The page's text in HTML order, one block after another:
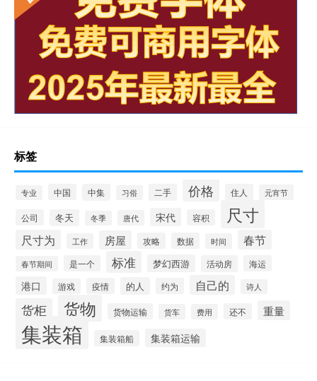
标签
专业 中国 中集 习俗 二手 价格 住人 元宵节
公司 冬天 冬季 唐代 宋代 容积 尺寸
尺寸为 工作 房屋 攻略 数据 时间 春节
春节期间 是一个 标准 梦幻西游 活动房 海运
港口 游戏 疫情 的人 约为 自己的 诗人
货柜 货物 货物运输 货车 费用 还不 重量
集装箱 集装箱船 集装箱运输